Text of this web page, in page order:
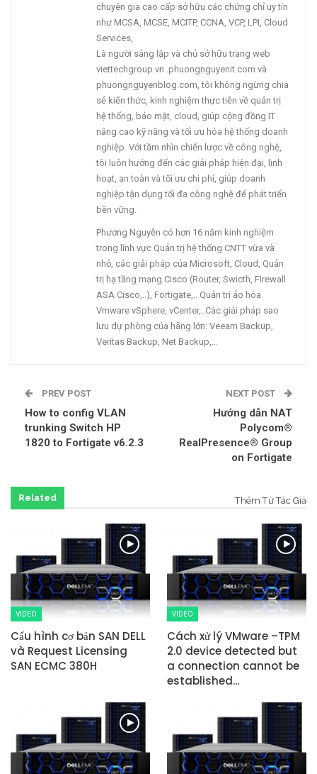
chuyên gia cao cấp sở hữu các chứng chỉ uy tín
như MCSA, MCSE, MCITP, CCNA, VCP, LPI, Cloud
Services,
Là người sáng lập và chủ sở hữu trang web
viettechgroup.vn .phuongnguyenit.com và
phuongnguyenblog.com, tôi không ngừng chia
sẻ kiến thức, kinh nghiệm thực tiễn về quản trị
hệ thống, bảo mật, cloud, giúp cộng đồng IT
nâng cao kỹ năng và tối ưu hóa hệ thống doanh
nghiệp. Với tầm nhìn chiến lược về công nghệ,
tôi luôn hướng đến các giải pháp hiện đại, linh
hoạt, an toàn và tối ưu chi phí, giúp doanh
nghiệp tận dụng tối đa công nghệ để phát triển
bền vững.
Phương Nguyễn có hơn 16 năm kinh nghiệm
trong lĩnh vực Quản trị hệ thống CNTT vừa và
nhỏ, các giải pháp của Microsoft, Cloud, Quản
trị hạ tầng mạng Cisco (Router, Swicth, FIrewall
ASA Cisco,..), Fortigate,.. Quản trị ảo hóa
Vmware vSphere, vCenter,..Các giải pháp sao
lưu dự phòng của hãng lớn: Veeam Backup,
Veritas Backup, Net Backup,…
PREV POST
How to config VLAN
trunking Switch HP
1820 to Fortigate v6.2.3
NEXT POST
Hướng dẫn NAT
Polycom®
RealPresence® Group
on Fortigate
Related Thêm Từ Tác Giả
VIDEO
Cấu hình cơ bản SAN DELL
và Request Licensing
SAN ECMC 380H
VIDEO
Cách xử lý VMware –TPM
2.0 device detected but
a connection cannot be
established…